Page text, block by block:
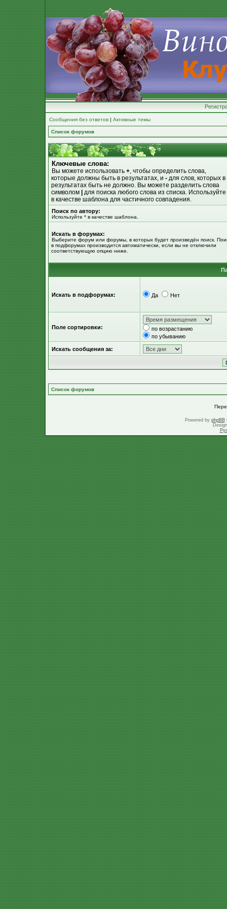
Сообщения без ответов | Активные темы
Список форумов
Ключевые слова:
Вы можете использовать +, чтобы определить слова,
которые должны быть в результатах, и - для слов, которых в
результатах быть не должно. Вы можете разделить слова
символом
для поиска любого слова из списка. Используйте
в качестве шаблона для частичного совпадения.
Поиск по автору:
Используйте * в качестве шаблона.
Искать в форумах:
Выберите форум или форумы, в которых будет произведён поиск.
в подфорумах производится автоматически, если вы не отключили
соответствующую опцию ниже.
Искать в подфорумах: Да Нет
Поле сортировки:
по возрастанию
по убыванию
Искать сообщения за:
Список форумов
Powered by phpBB